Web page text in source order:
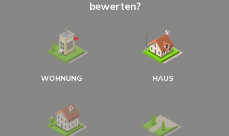
bewerten?
WOHNUNG HAUS